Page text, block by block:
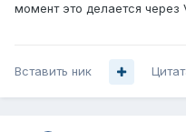
момент это делается
Вставить ник